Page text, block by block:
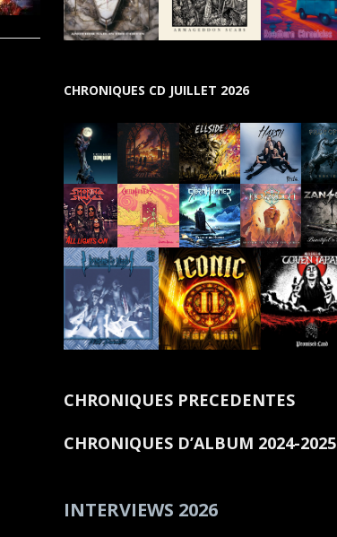
CHRONIQUES CD JUILLET 2026
CHRONIQUES PRECEDENTES
CHRONIQUES D’ALBUM 2024-2025
INTERVIEWS 2026